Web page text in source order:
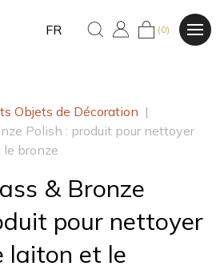
FR (0)
Objets de Décoration |
Polish : produit pour nettoyer
le bronze
& Bronze
pour nettoyer
laiton et le